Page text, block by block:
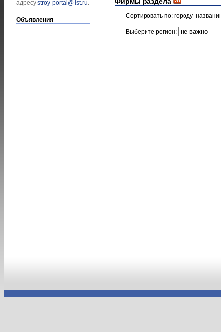
адресу stroy-portal@list.ru.
Объявления
Сортировать по: городу
Выберите регион: